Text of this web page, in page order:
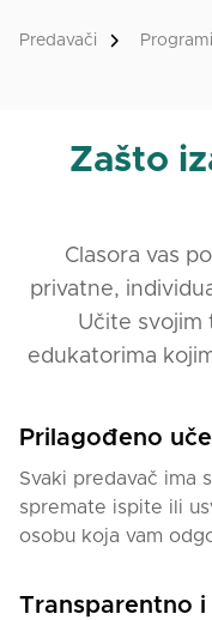
Predavači
Zašto
Clasora vas
privatne,
Učite svojim
edukatorima
Prilagođeno
Svaki predavač ima
spremate ispite ili
osobu koja vam
Transparentno